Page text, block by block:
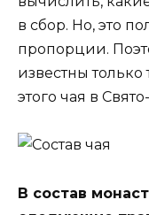
в сбор. Но, это
пропорции.
известны только
этого чая в
В состав